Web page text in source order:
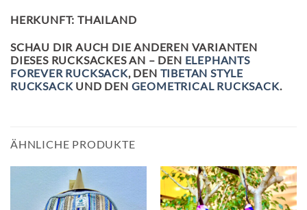
HERKUNFT: THAILAND
SCHAU DIR AUCH DIE ANDEREN VARIANTEN
DIESES RUCKSACKES AN – DEN ELEPHANTS
FOREVER RUCKSACK, DEN TIBETAN STYLE
RUCKSACKUND DEN GEOMETRICAL RUCKSACK.
ÄHNLICHE PRODUKTE